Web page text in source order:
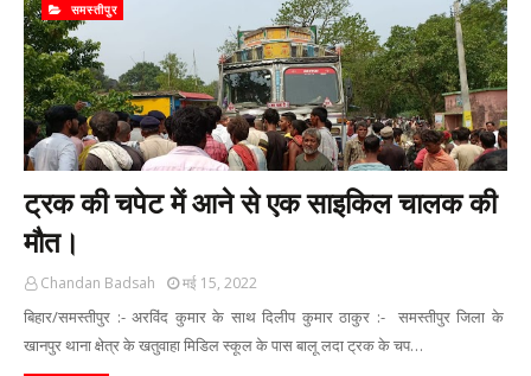
समस्तीपुर
ट्रक की चपेट में आने से एक साइकिल चालक की
मौत।
Chandan Badsah मई 15, 2022
बिहार/समस्तीपुर :- अरविंद कुमार के साथ दिलीप कुमार ठाकुर :- समस्तीपुर जिला के
खानपुर थाना क्षेत्र के खतुवाहा मिडिल स्कूल के पास बालू लदा ट्रक के चप…